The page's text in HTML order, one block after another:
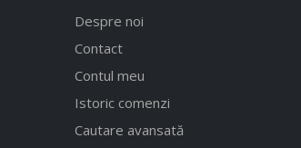
Despre noi
Contact
Contul meu
Istoric comenzi
Cautare avansată